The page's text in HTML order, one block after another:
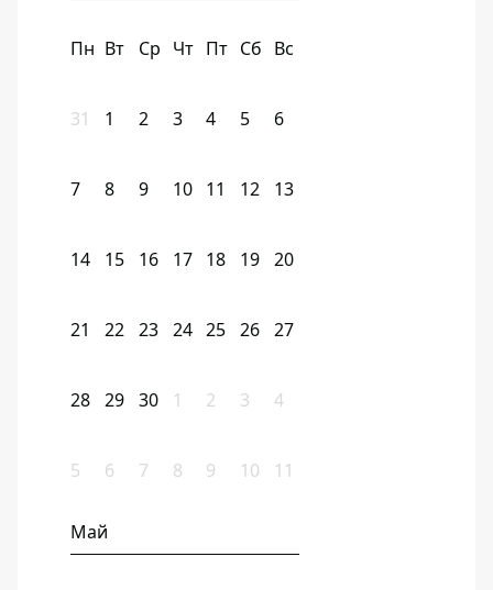
Пн Вт Ср Чт Пт Сб Вс
31 1 2 3 4 5 6
7 8 9 10 11 12 13
14 15 16 17 18 19 20
21 22 23 24 25 26 27
28 29 30 1 2 3 4
5 6 7 8 9 10 11
Май